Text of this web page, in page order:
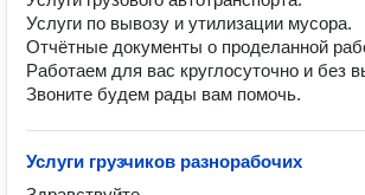
Услуги по вывозу и утилизации мусора.
Отчётные документы о проделанной
Работаем для вас круглосуточно и без
Звоните будем рады вам помочь.
Услуги грузчиков разнорабочих